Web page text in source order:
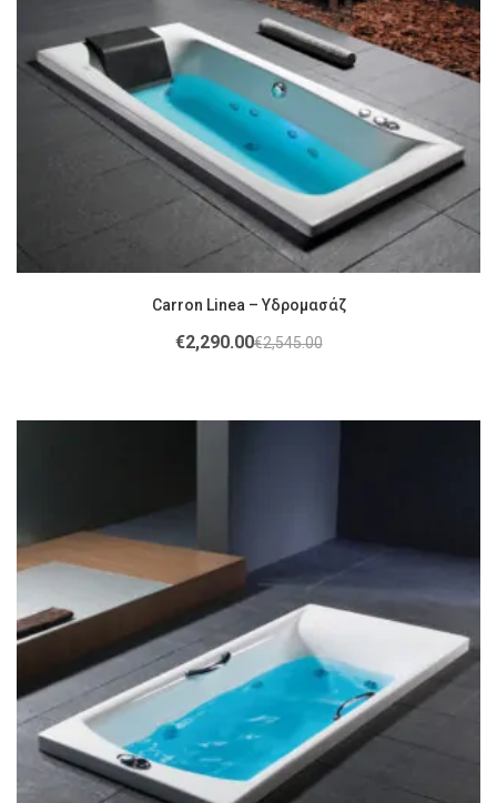
Carron Linea – Υδρομασάζ
€2,545.00
€2,290.00